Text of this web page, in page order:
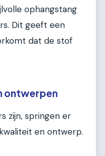
ophangstang
Dit geeft een
dat de stof
ontwerpen
zijn, springen er
en ontwerp.